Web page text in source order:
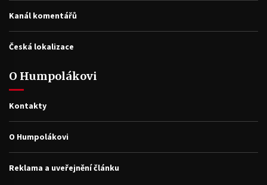
Kanál komentářů
Česká lokalizace
O Humpolákovi
Kontakty
O Humpolákovi
Reklama a uveřejnění článku